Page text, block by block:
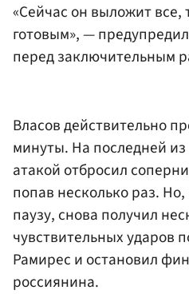
«Сейчас он выложит все,
готовым», —
перед заключительным
Власов действительно
минуты. На последней
атакой отбросил
попав несколько раз.
паузу, снова получил
чувствительных ударов
Рамирес и остановил
россиянина.